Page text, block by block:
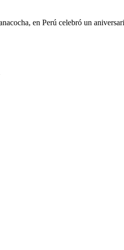
en Perú celebró un